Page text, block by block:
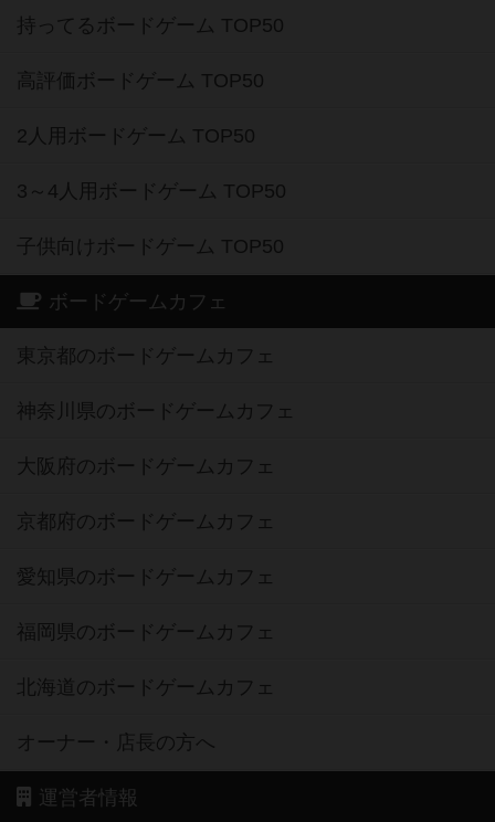
持ってるボードゲーム TOP50
高評価ボードゲーム TOP50
2人用ボードゲーム TOP50
3～4人用ボードゲーム TOP50
子供向けボードゲーム TOP50
ボードゲームカフェ
東京都のボードゲームカフェ
神奈川県のボードゲームカフェ
大阪府のボードゲームカフェ
京都府のボードゲームカフェ
愛知県のボードゲームカフェ
福岡県のボードゲームカフェ
北海道のボードゲームカフェ
オーナー・店長の方へ
運営者情報